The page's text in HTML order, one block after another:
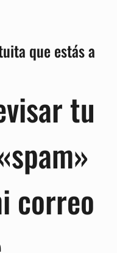
que estás a
tu
correo